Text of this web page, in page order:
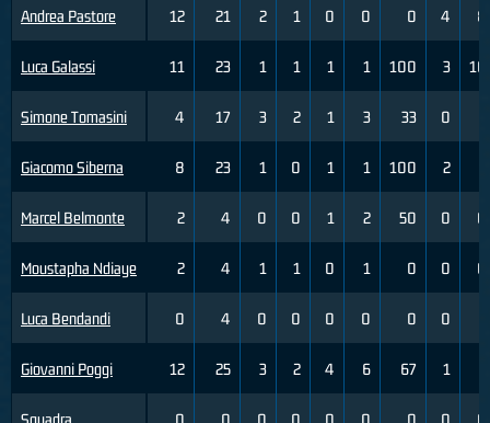
Andrea Pastore
Luca Galassi
Simone Tomasini
Giacomo Siberna
Marcel Belmonte
Moustapha Ndiaye
Luca Bendandi
Giovanni Poggi
12 21 2 1 0 0 0 4 8
11 23 1 1 1 1 100 3 10
4 17 3 2 1 3 33 0
8 23 1 0 1 1 100 2
2 4 0 0 1 2 50 0 0
2 4 1 1 0 1 0 0 0
0 4 0 0 0 0 0 0
12 25 3 2 4 6 67 1